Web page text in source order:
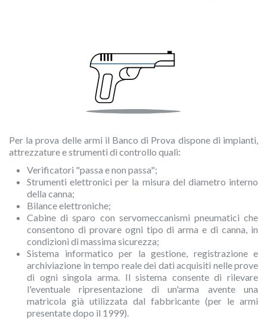
Per la prova delle armi il Banco di Prova dispone di impianti,
attrezzature e strumenti di controllo quali:
Verificatori "passa e non passa";
Strumenti elettronici per la misura del diametro interno
della canna;
Bilance elettroniche;
Cabine di sparo con servomeccanismi pneumatici che
consentono di provare ogni tipo di arma e di canna, in
condizioni di massima sicurezza;
Sistema informatico per la gestione, registrazione e
archiviazione in tempo reale dei dati acquisiti nelle prove
di ogni singola arma. Il sistema consente di rilevare
l'eventuale ripresentazione di un'arma avente una
matricola già utilizzata dal fabbricante (per le armi
presentate dopo il 1999).